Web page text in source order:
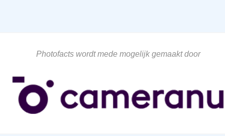
Photofacts wordt mede mogelijk gemaakt door